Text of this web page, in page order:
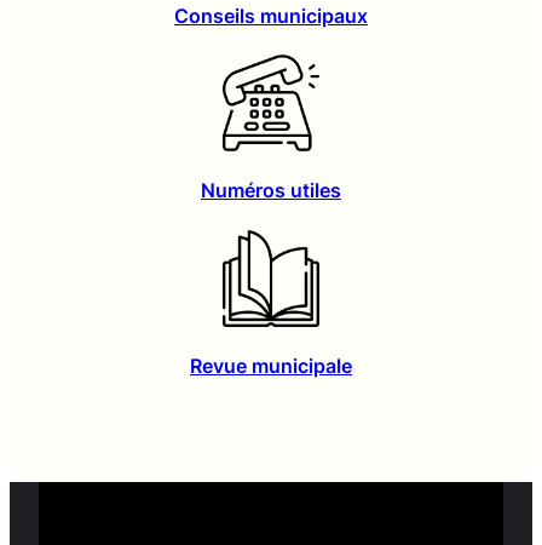
Conseils municipaux
Numéros utiles
Revue municipale